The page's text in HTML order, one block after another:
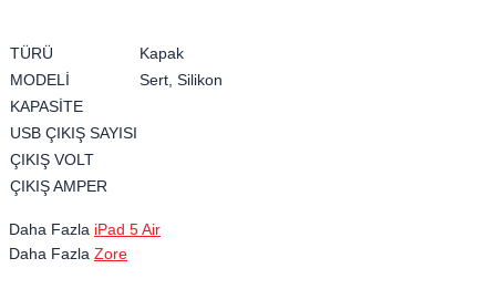
TÜRÜ
Kapak
MODELİ
Sert, Silikon
KAPASİTE
USB ÇIKIŞ SAYISI
ÇIKIŞ VOLT
ÇIKIŞ AMPER
Daha Fazla iPad 5 Air
Daha Fazla Zore